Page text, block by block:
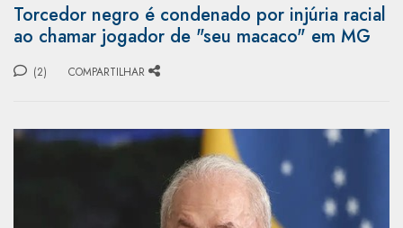
Torcedor negro é condenado por injúria racial
ao chamar jogador de "seu macaco" em MG
(2) COMPARTILHAR